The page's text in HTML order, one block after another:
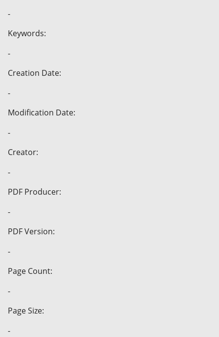
-
Keywords:
-
Creation Date:
-
Modification Date:
-
Creator:
-
PDF Producer:
-
PDF Version:
-
Page Count:
-
Page Size:
-